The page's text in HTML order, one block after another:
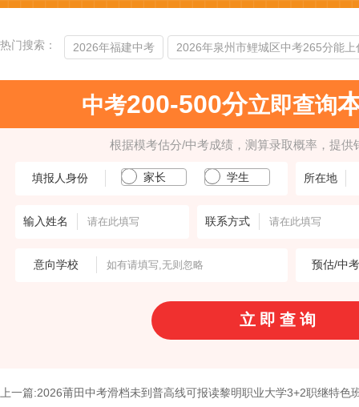
热门搜索： 2026年福建中考 2026年泉州市鲤城区中考265分能上
中考200-500分立即查询
根据模考估分/中考成绩，测算录取概率，提供
填报人身份 家长 学生 所在地
输入姓名 联系方式
意向学校 预估/中
上一篇:2026莆田中考滑档未到普高线可报读黎明职业大学3+2职继特色